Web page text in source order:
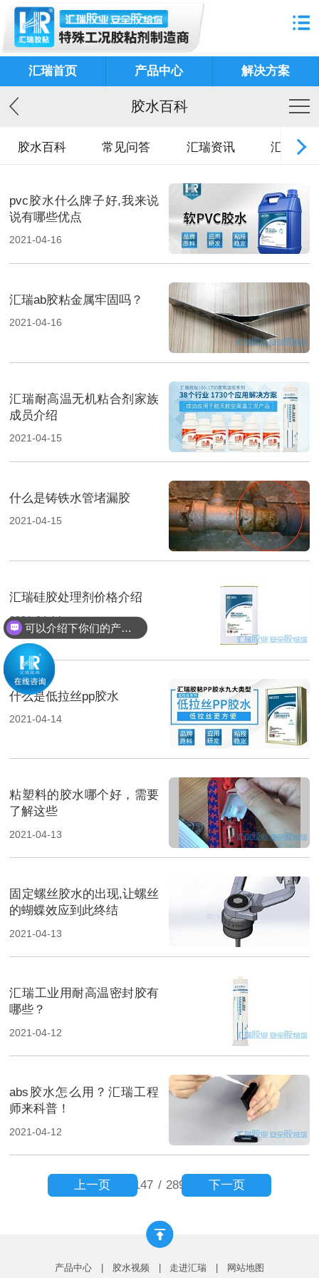
汇瑞首页 产品中心 解决方案
胶水百科
胶水百科 常见问答 汇瑞资讯 汇瑞故事
pvc胶水什么牌子好,我来说
说有哪些优点
2021-04-16
汇瑞ab胶粘金属牢固吗？
2021-04-16
汇瑞耐高温无机粘合剂家族
成员介绍
2021-04-15
什么是铸铁水管堵漏胶
2021-04-15
汇瑞硅胶处理剂价格介绍
2021-04-14
什么是低拉丝pp胶水
2021-04-14
粘塑料的胶水哪个好，需要
了解这些
2021-04-13
固定螺丝胶水的出现,让螺丝
的蝴蝶效应到此终结
2021-04-13
汇瑞工业用耐高温密封胶有
哪些？
2021-04-12
abs胶水怎么用？汇瑞工程
师来科普！
2021-04-12
147 / 289
上一页 下一页
产品中心 胶水视频 走进汇瑞 网站地图